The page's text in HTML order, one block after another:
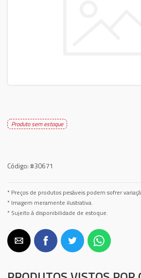
Produto sem estoque
Código:#30671
* Preços de produtos pesáveis podem sofrer
* Imagem meramente ilustrativa.
* Sujeito à disponibilidade de estoque.